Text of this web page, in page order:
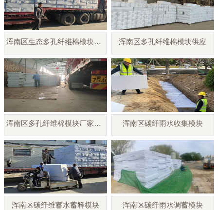
浑南区生态多孔纤维棉模块厂家 浑南区多孔纤维棉模块供应
浑南区多孔纤维棉模块厂家直销 浑南区碳纤雨水收集模块
浑南区碳纤维蓄水蓄释模块 浑南区碳纤雨水调蓄模块